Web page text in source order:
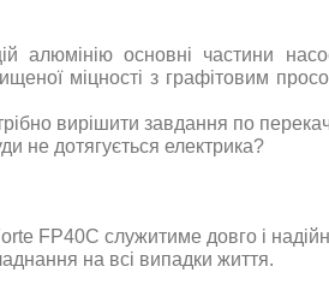
алюмінію основні частини
міцності з графітовим
вирішити завдання по
не дотягується електрика?
FP40C служитиме довго і
на всі випадки життя.